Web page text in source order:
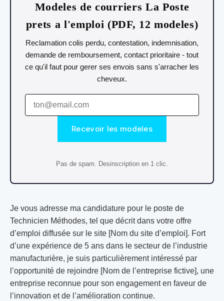
Modeles de courriers La Poste
prets a l'emploi (PDF, 12 modeles)
Reclamation colis perdu, contestation, indemnisation,
demande de remboursement, contact prioritaire - tout
ce qu'il faut pour gerer ses envois sans s'arracher les
cheveux.
Recevoir les modeles
Pas de spam. Desinscription en 1 clic.
Je vous adresse ma candidature pour le poste de
Technicien Méthodes, tel que décrit dans votre offre
d’emploi diffusée sur le site [Nom du site d’emploi]. Fort
d’une expérience de 5 ans dans le secteur de l’industrie
manufacturière, je suis particulièrement intéressé par
l’opportunité de rejoindre [Nom de l’entreprise fictive], une
entreprise reconnue pour son engagement en faveur de
l’innovation et de l’amélioration continue.